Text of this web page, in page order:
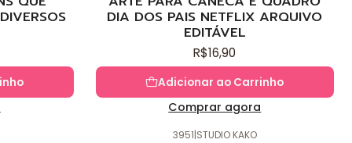
DIA DOS PAIS NETFLIX ARQUIVO
EDITÁVEL
R$16,90
Adicionar ao Carrinho
Comprar agora
3951|STUDIO KAKO